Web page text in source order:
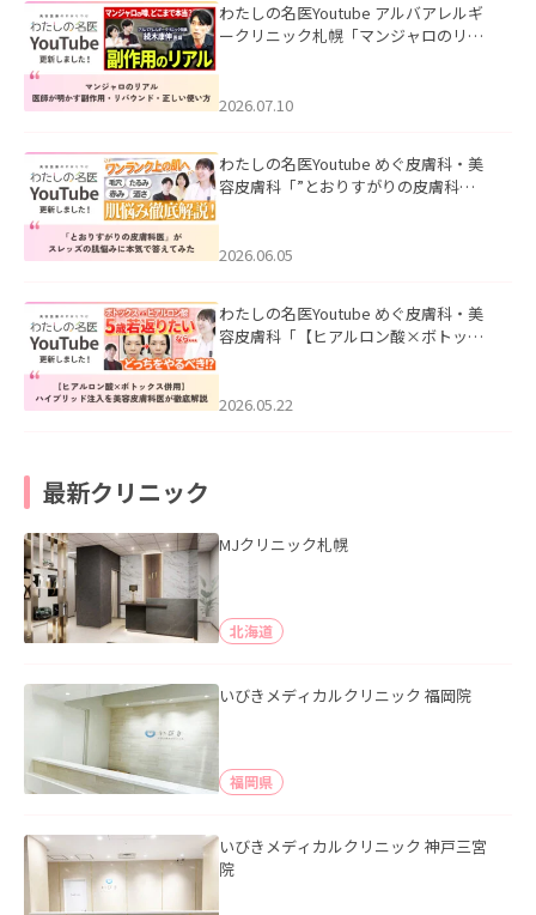
わたしの名医Youtube アルバアレルギ
ークリニック札幌「マンジャロのリア
た。
2026.07.10
わたしの名医Youtube めぐ皮膚科・美
容皮膚科「”とおりすがりの皮膚科
2026.06.05
わたしの名医Youtube めぐ皮膚科・美
容皮膚科「【ヒアルロン酸×ボトック
た。
2026.05.22
最新クリニック
MJクリニック札幌
北海道
いびきメディカルクリニック 福岡院
福岡県
いびきメディカルクリニック 神戸三宮
院